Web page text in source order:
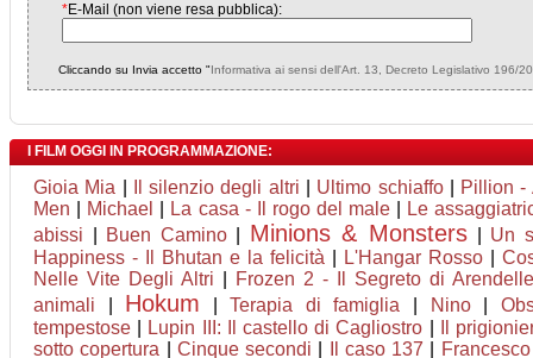
*E-Mail (non viene resa pubblica):
Cliccando su Invia accetto "Informativa ai sensi dell'Art. 13, Decreto Legislativo 196/
I FILM OGGI IN PROGRAMMAZIONE:
Gioia Mia Il silenzio degli altri Ultimo schiaffo|
Pillion -
Men
Michael La casa - Il rogo del male
Le
abissi
Buen Camino| Minions & Monsters
Un
Happiness - Il Bhutan e la felicità
L'Hangar Rosso
Nelle Vite Degli Altri
Frozen 2 - Il Segreto di Arendelle
animali
Hokum |Terapia di famiglia Nino|
tempestose
Lupin III: Il castello di Cagliostro
Il
sotto copertura
Cinque secondi Il caso 137 Francesco